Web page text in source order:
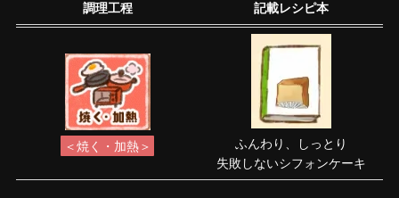
調理工程 記載レシピ本
＜焼く・加熱＞
ふんわり、しっとり
失敗しないシフォンケーキ